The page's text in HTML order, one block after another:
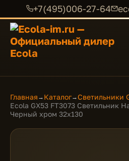
+7(495)006-27-64
Главная → Каталог→Светильники
Ecola GX53 FT3073 Светильник
Черный хром 32x130